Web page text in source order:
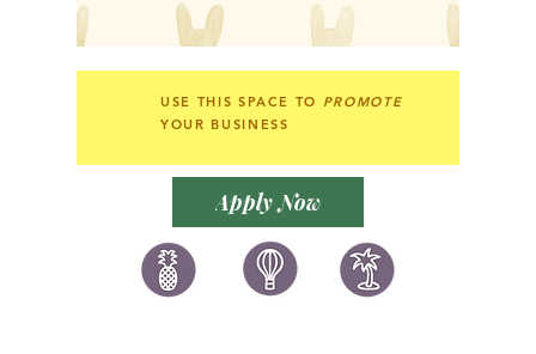
USE THIS SPACE TO PROMOTE
YOUR BUSINESS
Apply Now